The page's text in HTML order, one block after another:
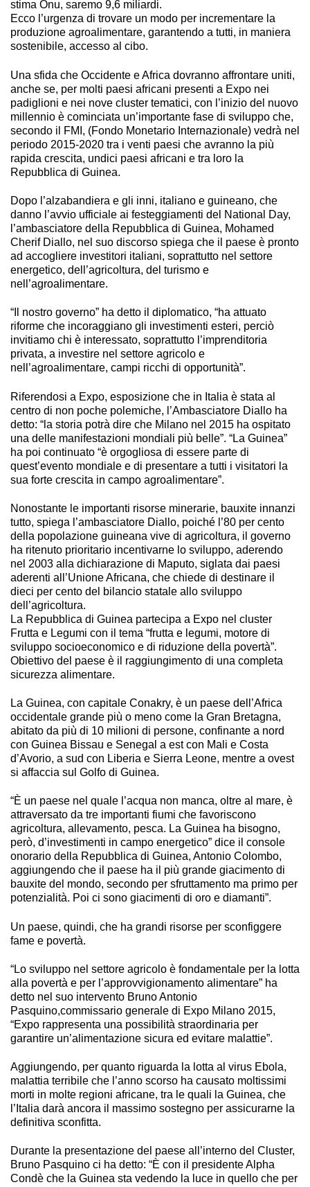
stima Onu, saremo 9,6 miliardi.
Ecco l’urgenza di trovare un modo per incrementare la
produzione agroalimentare, garantendo a tutti, in maniera
sostenibile, accesso al cibo.
Una sfida che Occidente e Africa dovranno affrontare uniti,
anche se, per molti paesi africani presenti a Expo nei
padiglioni e nei nove cluster tematici, con l’inizio del nuovo
millennio è cominciata un’importante fase di sviluppo che,
secondo il FMI, (Fondo Monetario Internazionale) vedrà nel
periodo 2015-2020 tra i venti paesi che avranno la più
rapida crescita, undici paesi africani e tra loro la
Repubblica di Guinea.
Dopo l’alzabandiera e gli inni, italiano e guineano, che
danno l’avvio ufficiale ai festeggiamenti del National Day,
l’ambasciatore della Repubblica di Guinea, Mohamed
Cherif Diallo, nel suo discorso spiega che il paese è pronto
ad accogliere investitori italiani, soprattutto nel settore
energetico, dell’agricoltura, del turismo e
nell’agroalimentare.
“Il nostro governo” ha detto il diplomatico, “ha attuato
riforme che incoraggiano gli investimenti esteri, perciò
invitiamo chi è interessato, soprattutto l’imprenditoria
privata, a investire nel settore agricolo e
nell’agroalimentare, campi ricchi di opportunità”.
Riferendosi a Expo, esposizione che in Italia è stata al
centro di non poche polemiche, l’Ambasciatore Diallo ha
detto: “la storia potrà dire che Milano nel 2015 ha ospitato
una delle manifestazioni mondiali più belle”. “La Guinea”
ha poi continuato “è orgogliosa di essere parte di
quest’evento mondiale e di presentare a tutti i visitatori la
sua forte crescita in campo agroalimentare”.
Nonostante le importanti risorse minerarie, bauxite innanzi
tutto, spiega l’ambasciatore Diallo, poiché l’80 per cento
della popolazione guineana vive di agricoltura, il governo
ha ritenuto prioritario incentivarne lo sviluppo, aderendo
nel 2003 alla dichiarazione di Maputo, siglata dai paesi
aderenti all’Unione Africana, che chiede di destinare il
dieci per cento del bilancio statale allo sviluppo
dell’agricoltura.
La Repubblica di Guinea partecipa a Expo nel cluster
Frutta e Legumi con il tema “frutta e legumi, motore di
sviluppo socioeconomico e di riduzione della povertà”.
Obiettivo del paese è il raggiungimento di una completa
sicurezza alimentare.
La Guinea, con capitale Conakry, è un paese dell’Africa
occidentale grande più o meno come la Gran Bretagna,
abitato da più di 10 milioni di persone, confinante a nord
con Guinea Bissau e Senegal a est con Mali e Costa
d’Avorio, a sud con Liberia e Sierra Leone, mentre a ovest
si affaccia sul Golfo di Guinea.
“È un paese nel quale l’acqua non manca, oltre al mare, è
attraversato da tre importanti fiumi che favoriscono
agricoltura, allevamento, pesca. La Guinea ha bisogno,
però, d’investimenti in campo energetico” dice il console
onorario della Repubblica di Guinea, Antonio Colombo,
aggiungendo che il paese ha il più grande giacimento di
bauxite del mondo, secondo per sfruttamento ma primo per
potenzialità. Poi ci sono giacimenti di oro e diamanti”.
Un paese, quindi, che ha grandi risorse per sconfiggere
fame e povertà.
“Lo sviluppo nel settore agricolo è fondamentale per la lotta
alla povertà e per l’approvvigionamento alimentare” ha
detto nel suo intervento Bruno Antonio
Pasquino,commissario generale di Expo Milano 2015,
“Expo rappresenta una possibilità straordinaria per
garantire un’alimentazione sicura ed evitare malattie”.
Aggiungendo, per quanto riguarda la lotta al virus Ebola,
malattia terribile che l’anno scorso ha causato moltissimi
morti in molte regioni africane, tra le quali la Guinea, che
l’Italia darà ancora il massimo sostegno per assicurarne la
definitiva sconfitta.
Durante la presentazione del paese all’interno del Cluster,
Bruno Pasquino ci ha detto: “È con il presidente Alpha
Condè che la Guinea sta vedendo la luce in quello che per